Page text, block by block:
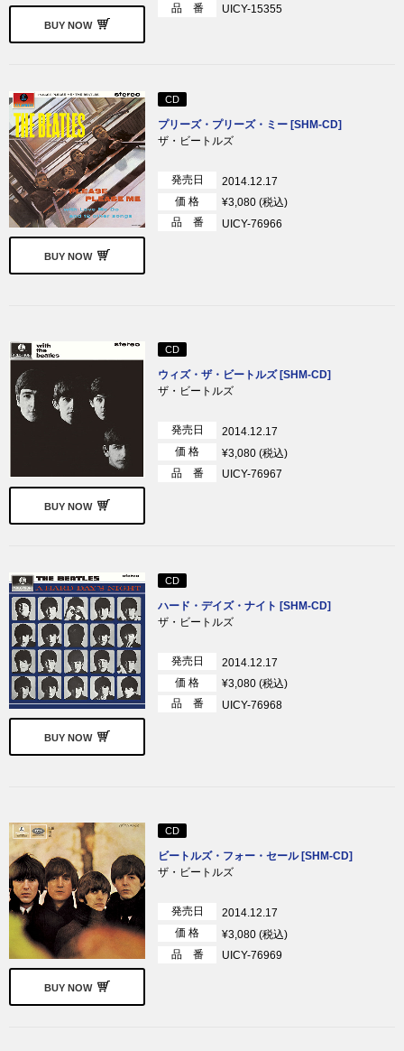
BUY NOW
品 番
UICY-15355
BUY NOW
CD
プリーズ・プリーズ・ミー [SHM-CD]
ザ・ビートルズ
発売日
2014.12.17
価 格
¥3,080 (税込)
品 番
UICY-76966
BUY NOW
CD
ウィズ・ザ・ビートルズ [SHM-CD]
ザ・ビートルズ
発売日
2014.12.17
価 格
¥3,080 (税込)
品 番
UICY-76967
BUY NOW
CD
ハード・デイズ・ナイト [SHM-CD]
ザ・ビートルズ
発売日
2014.12.17
価 格
¥3,080 (税込)
品 番
UICY-76968
BUY NOW
CD
ビートルズ・フォー・セール [SHM-CD]
ザ・ビートルズ
発売日
2014.12.17
価 格
¥3,080 (税込)
品 番
UICY-76969